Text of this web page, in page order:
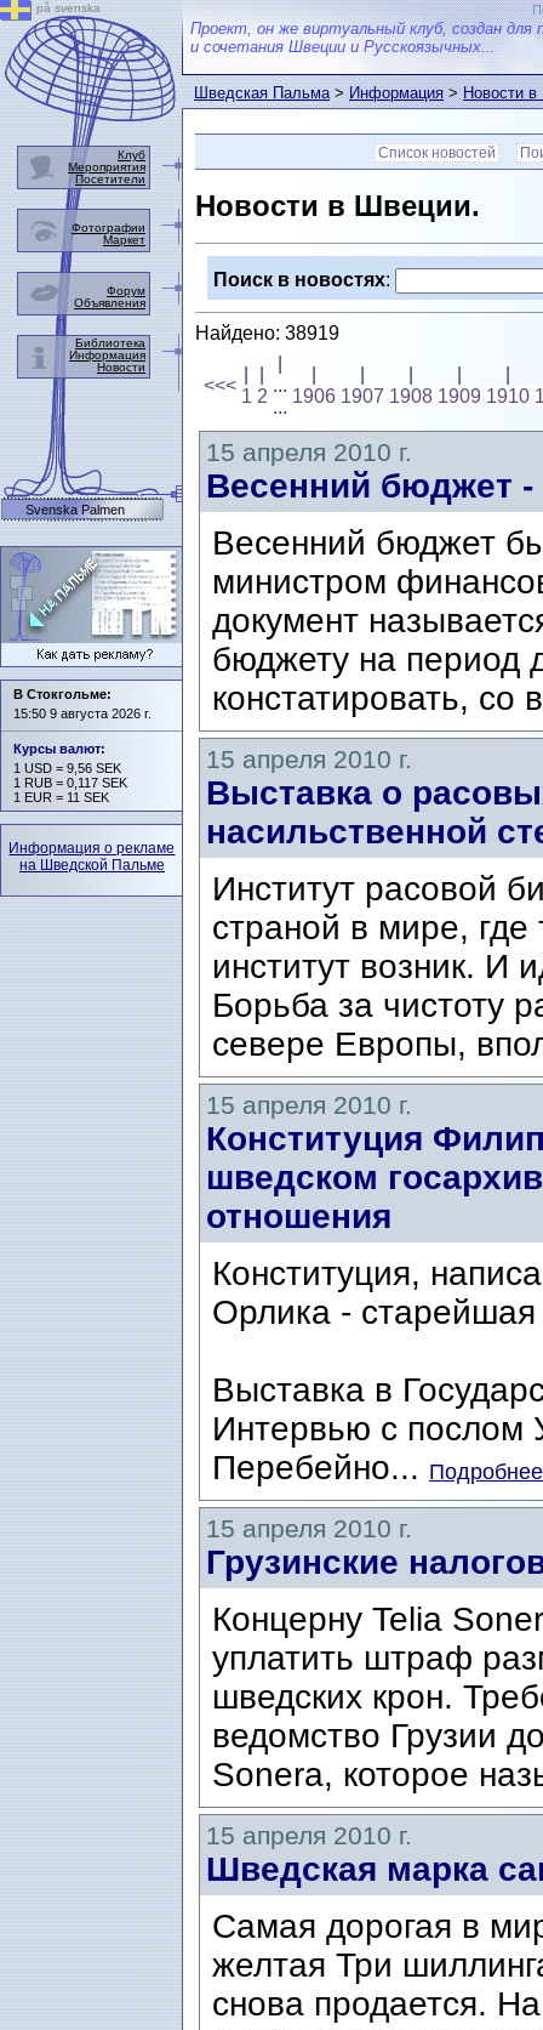
Проект, он же виртуальный клуб, создан для
и сочетания Швеции и Русскоязычных...
Шведская Пальма>Информация>Новости
Список новостей
Новости в Швеции.
Поиск в новостях:
Найдено: 38919
<<<
1 2
...
...
1906 1907 1908 1909 1910
15 апреля 2010 г.
Весенний бюджет
Весенний бюджет
министром
документ
бюджету на период
констатировать, со
15 апреля 2010 г.
Выставка о
насильственной
Институт расовой
страной в мире, где
институт возник. И
Борьба за чистоту
севере Европы,
15 апреля 2010 г.
Конституция
шведском
отношения
Конституция,
Орлика -
Выставка в
Интервью с послом
Перебейно...
15 апреля 2010 г.
Грузинские
Концерну Telia
уплатить штраф
шведских крон.
ведомство Грузии
Sonera, которое
15 апреля 2010 г.
Шведская марка
Самая дорогая в
желтая Три
снова продается.
på svenska
Клуб
Мероприятия
Посетители
Фотографии
Маркет
Форум
Объявления
Библиотека
Информация
Новости
Svenska Palmen
В Стокгольме:
15:50 9 августа 2026 г.
Курсы валют:
1 USD = 9,56 SEK
1 RUB = 0,117 SEK
1 EUR = 11 SEK
Информация о рекламе
на Шведской Пальме